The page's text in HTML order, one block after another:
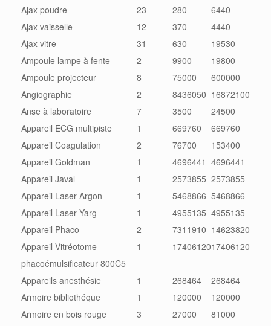
Ajax poudre
23 280
6440
Ajax vaisselle
12 370
4440
Ajax vitre
31 630
19530
Ampoule lampe à fente
2 9900
19800
Ampoule projecteur
8 75000
600000
Angiographie
2 8436050 16872100
Anse à laboratoire
7 3500
24500
Appareil ECG multipiste
1 669760
669760
Appareil Coagulation
2 76700
153400
Appareil Goldman
1 4696441 4696441
Appareil Javal
1 2573855 2573855
Appareil Laser Argon
1 5468866 5468866
Appareil Laser Yarg
1 4955135 4955135
Appareil Phaco
2 7311910 14623820
Appareil Vitréotome
phacoémulsificateur 800C5
1 1740612017406120
Appareils anesthésie 1 268464
268464
Armoire bibliothéque
1 120000
120000
Armoire en bois rouge
3 27000
81000